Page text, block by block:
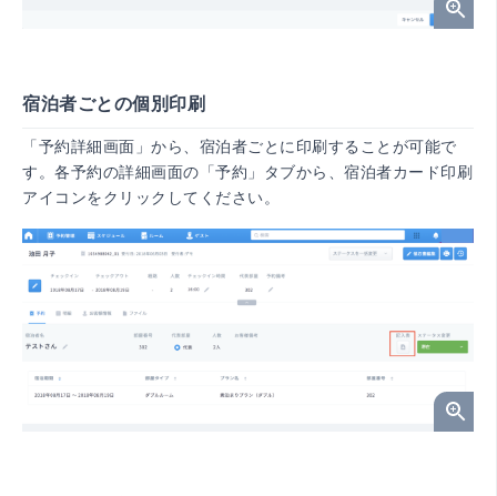
宿泊者ごとの個別印刷
「予約詳細画面」から、宿泊者ごとに印刷することが可能で
す。各予約の詳細画面の「予約」タブから、宿泊者カード印刷
アイコンをクリックしてください。